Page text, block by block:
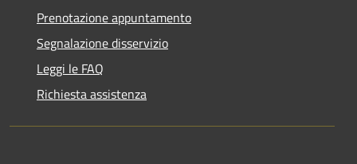
Prenotazione appuntamento
Segnalazione disservizio
Leggi le FAQ
Richiesta assistenza